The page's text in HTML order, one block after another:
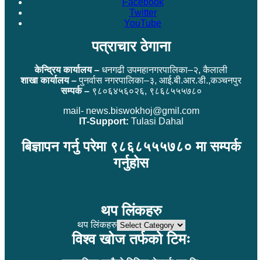
Twitter
YouTube
पत्राचार ठेगाना
केन्द्रिय कार्यालय – धनगढी उपमहानगरपालिका–२, कैलाली
शाखा कार्यालय –पुनर्वास नगरपालिका–३, आई.बी.आर.डी.,कञ्चनपुर
सम्पर्क –९८०६४५६०२६, ९८६८५५५७८०
mail- news.biswokhoj@gmil.com
IT-Support: Tulasi Dahal
बिज्ञापन गर्नु परेमा ९८६८५५५७८० मा सम्पर्क
गर्नुहोस
थप लिंकहरु
थप लिंकहरु
विश्व खोज तर्फको टिमः